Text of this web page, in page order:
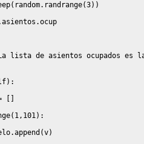
asientos ocupados es la
[]